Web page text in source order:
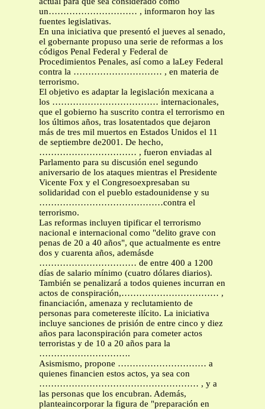
un………………………… , informaron hoy las
fuentes legislativas.
En una iniciativa que presentó el jueves al senado,
el gobernante propuso una serie de reformas a los
códigos Penal Federal y Federal de
Procedimientos Penales, así como a laLey Federal
contra la ………………………… , en materia de
terrorismo.
El objetivo es adaptar la legislación mexicana a
los ……………………………… internacionales,
que el gobierno ha suscrito contra el terrorismo en
los últimos años, tras losatentados que dejaron
más de tres mil muertos en Estados Unidos el 11
de septiembre de2001. De hecho,
…………………………… , fueron enviadas al
Parlamento para su discusión enel segundo
aniversario de los ataques mientras el Presidente
Vicente Fox y el Congresoexpresaban su
solidaridad con el pueblo estadounidense y su
……………………………………contra el
terrorismo.
Las reformas incluyen tipificar el terrorismo
nacional e internacional como "delito grave con
penas de 20 a 40 años", que actualmente es entre
dos y cuarenta años, ademásde
…………………………… de entre 400 a 1200
días de salario mínimo (cuatro dólares diarios).
También se penalizará a todos quienes incurran en
actos de conspiración,…………………………… ,
financiación, amenaza y reclutamiento de
personas para cometereste ilícito. La iniciativa
incluye sanciones de prisión de entre cinco y diez
años para laconspiración para cometer actos
terroristas y de 10 a 20 años para la
………………………….
Asismismo, propone ………………………… a
quienes financien estos actos, ya sea con
……………………………………………… , y a
las personas que los encubran. Además,
planteaincorporar la figura de "preparación en